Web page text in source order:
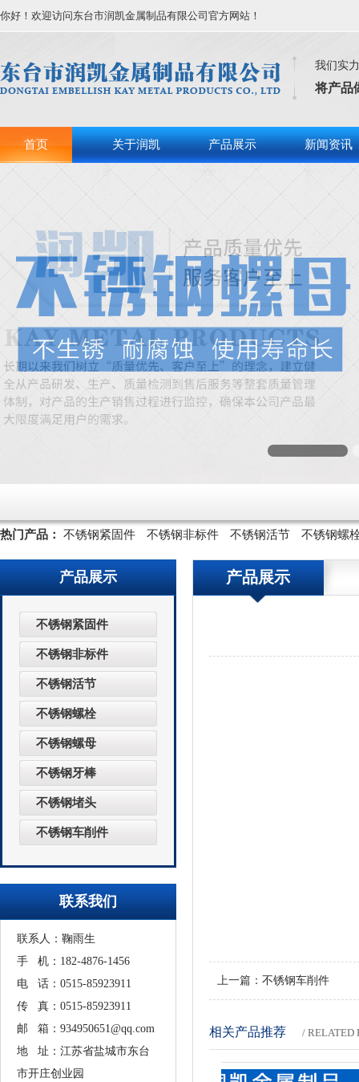
你好！欢迎访问东台市润凯金属制品有限公司官方网站！
我们实
将产品
首页 关于润凯 产品展示 新闻资讯
热门产品： 不锈钢紧固件 不锈钢非标件 不锈钢活节 不锈钢螺
产品展示
不锈钢紧固件
不锈钢非标件
不锈钢活节
不锈钢螺栓
不锈钢螺母
不锈钢牙棒
不锈钢堵头
不锈钢车削件
联系我们
联系人：鞠雨生
手 机：182-4876-1456
电 话：0515-85923911
传 真：0515-85923911
邮 箱：934950651@qq.com
地 址：江苏省盐城市东台
市开庄创业园
产品展示
上一篇： 不锈钢车削件
相关产品推荐 / RELATED